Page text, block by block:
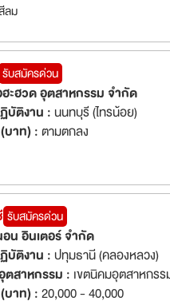
ลม
รับสมัครด่วน
ะฮวด อุตสาหกรรม จำกัด
บัติงาน : นนทบุรี (ไทรน้อย)
บาท) :ตามตกลง
รับสมัครด่วน
น อินเตอร์ จำกัด
บัติงาน :ปทุมธานี (คลองหลวง)
ตสาหกรรม : เขตนิคมอุตสาหกรร
บาท) :20,000 - 40,000